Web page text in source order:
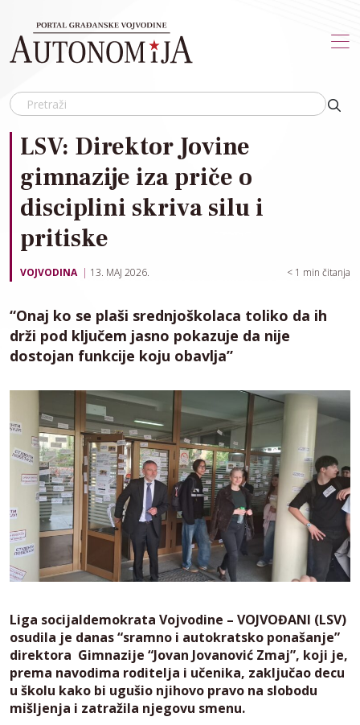
LSV: Direktor Jovine
gimnazije iza priče o
disciplini skriva silu i
pritiske
VOJVODINA 13. MAJ 2026. < 1 min čitanja
“Onaj ko se plaši srednjoškolaca toliko da ih
drži pod ključem jasno pokazuje da nije
dostojan funkcije koju obavlja”
Liga socijaldemokrata Vojvodine – VOJVOĐANI (LSV)
osudila je danas “sramno i autokratsko ponašanje”
direktora Gimnazije “Jovan Jovanović Zmaj”, koji je,
prema navodima roditelja i učenika, zaključao decu
u školu kako bi ugušio njihovo pravo na slobodu
mišljenja i zatražila njegovu smenu.